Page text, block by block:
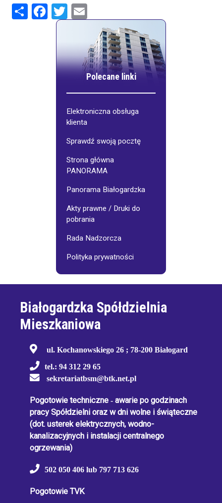
ShareFacebook
Twitter
Polecane linki
Elektroniczna obsługa
klienta
Sprawdź swoją pocztę
Strona główna
PANORAMA
Panorama Białogardzka
Akty prawne / Druki do
pobrania
Rada Nadzorcza
Polityka prywatności
Białogardzka Spółdzielnia
Mieszkaniowa
ul. Kochanowskiego 26 ; 78-200 Białogard
tel.: 94 312 29 65
sekretariatbsm@btk.net.pl
Pogotowie techniczne - awarie po godzinach
pracy Spółdzielni oraz w dni wolne i świąteczne
(dot. usterek elektrycznych, wodno-
kanalizacyjnych i instalacji centralnego
ogrzewania)
502 050 406 lub 797 713 626
Pogotowie TVK